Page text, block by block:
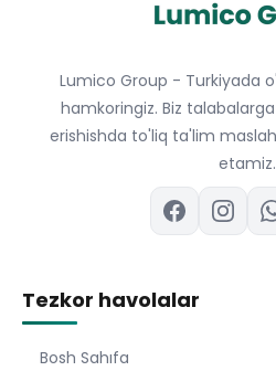
Lumico Group - Turkiyada
hamkoringiz. Biz
erishishda to'liq ta'lim
etamiz.
Tezkor havolalar
Bosh Sahıfa